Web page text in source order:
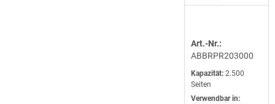
Art.-Nr.:
ABBRPR203000
Kapazität: 2.500
Seiten
Verwendbar in: